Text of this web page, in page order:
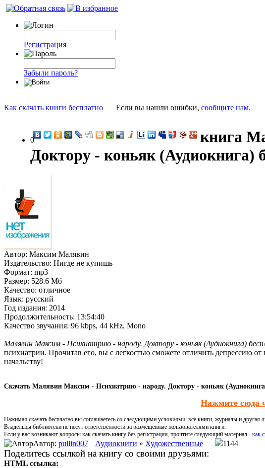
Регистрация
Забыли пароль?
Как скачать книги бесплатно Если вы нашли ошибки, сообщите нам.
0
книга
Доктору - коньяк (Аудиокнига)
Автор: Максим Малявин
Издательство: Нигде не купишь
Формат: mp3
Размер: 528.6 Мб
Качество: отличное
Язык: русский
Год издания: 2014
Продолжительность: 13:54:40
Качество звучания: 96 kbps, 44 kHz, Mono
Малявин Максим - Психиатрию - народу. Доктору - коньяк (Аудиокнига)
психиатрии. Прочитав его, вы с легкостью сможете отличить депрессию
начальству!
Скачать Малявин Максим - Психиатрию - народу. Доктору - коньяк (Аудиокнига)
Нажмите сюда
Нажимая скачать бесплатно вы соглашаетесь со следующими условиями: все книги, журналы и другая
Владельцы библиотеки не несут ответственности за размещённые пользователями книги.
Если у вас возникают вопросы как скачать книгу без регистрации, прочтите следующий материал - как
Автор: pullin007 Аудиокниги » Художественные 1144
Поделитесь ссылкой на книгу со своими друзьями:
HTML ссылка: